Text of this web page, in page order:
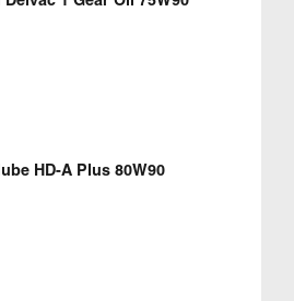
HD-A Plus 80W90